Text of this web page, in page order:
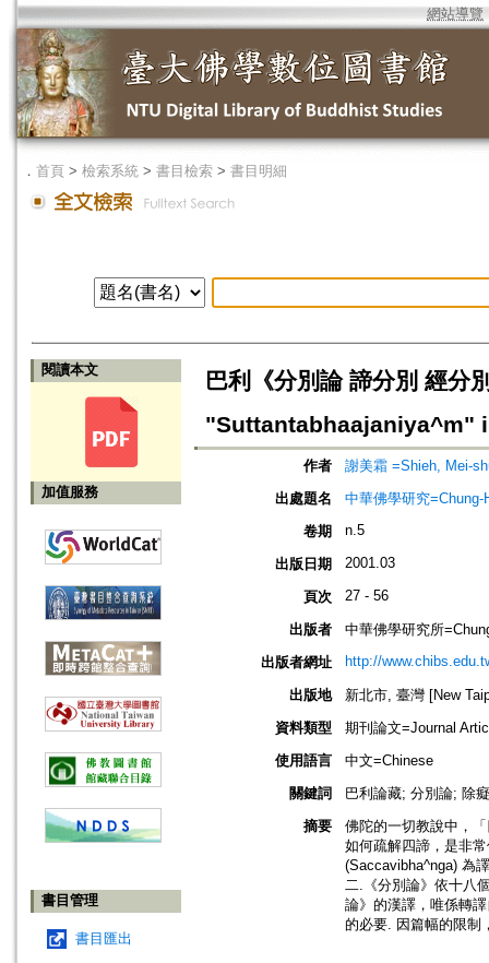
網站導覽
． 首頁 > 檢索系統 > 書目檢索 > 書目明細
閱讀本文
加值服務
書目管理
書目匯出
巴利《分別論 諦分別 經
"Suttantabhaajaniya^m"
作者
謝美霜 =Shieh, Mei-
出處題名
中華佛學研究
卷期
n.5
出版日期 2001.03
頁次 27 - 56
出版者
中華佛學研究所
出版者網址
http://
出版地
新北市, 臺灣 [New
資料類型
期刊論文=Journal
使用語言
中文=Chinese
關鍵詞
巴利論藏; 分別論; 除
摘要
佛陀的一切教說中，
如何疏解四諦，是非
(Saccavibha^nga) 為
二.《分別論》依十八
論》的漢譯，唯係轉
的必要. 因篇幅的限制